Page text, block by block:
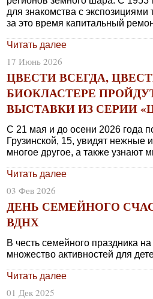
для знакомства с экспозициями
за это время капитальный
Читать далее
17 Июнь 2026
ЦВЕСТИ ВСЕГДА,
БИОКЛАСТЕРЕ
ВЫСТАВКИ ИЗ СЕРИИ
С 21 мая и до осени 2026 года
Грузинской, 15, увидят
многое другое, а также узнают
Читать далее
03 Фев 2026
ДЕНЬ СЕМЕЙНОГО
ВДНХ
В честь семейного праздника
множество активностей для
Читать далее
01 Дек 2025